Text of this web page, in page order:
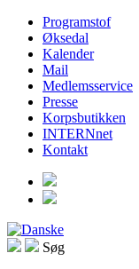
Programstof
Øksedal
Kalender
Mail
Medlemsservice
Presse
Korpsbutikken
INTERNnet
Kontakt
Søg